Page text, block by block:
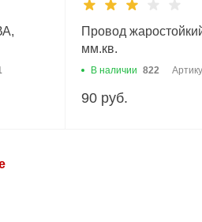
Провод
мм.кв.
В наличии 822
90 руб.